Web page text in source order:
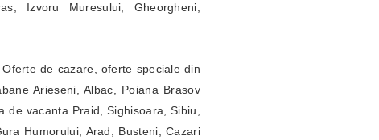
Izvoru Muresului, Gheorgheni,
de cazare, oferte speciale din
Arieseni, Albac, Poiana Brasov
de vacanta Praid, Sighisoara, Sibiu,
Humorului, Arad, Busteni, Cazari